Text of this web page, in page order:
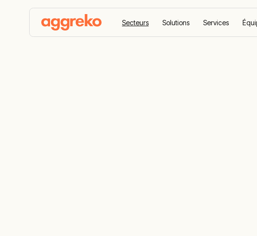
Secteurs Solutions Services